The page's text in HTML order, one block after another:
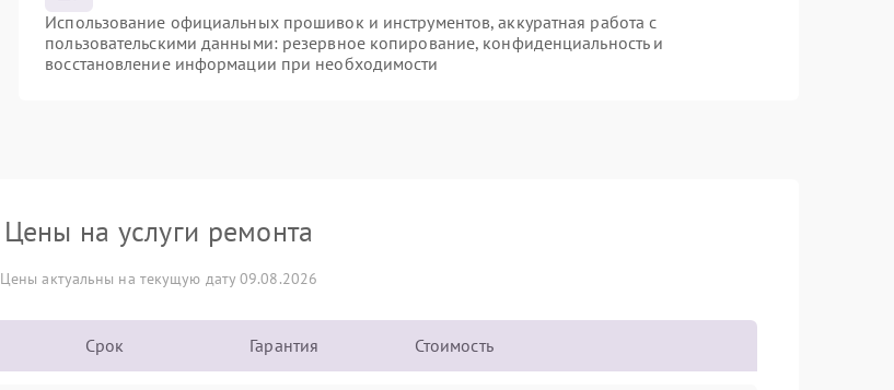
Использование официальных прошивок и инструментов, аккуратная работа с
пользовательскими данными: резервное копирование, конфиденциальность и
восстановление информации при необходимости
Цены на услуги ремонта
Цены актуальны на текущую дату 09.08.2026
Срок Гарантия Стоимость